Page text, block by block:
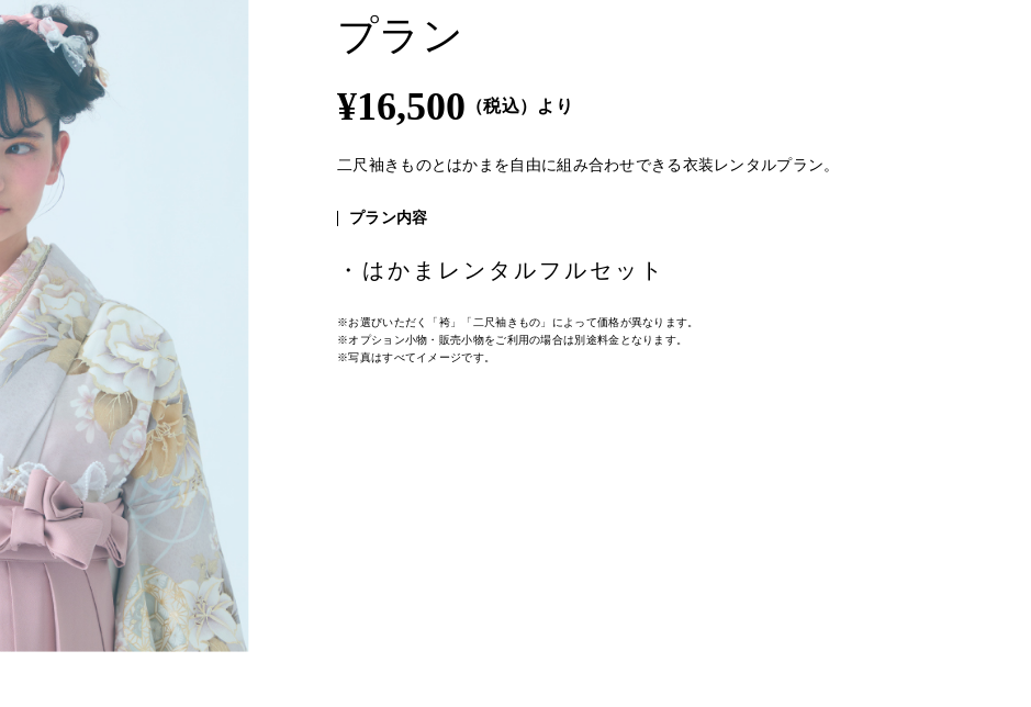
プラン
¥16,500 （税込）より
二尺袖きものとはかまを自由に組み合わせできる衣装レンタルプラン。
プラン内容
・はかまレンタルフルセット
※お選びいただく「袴」「二尺袖きもの」によって価格が異なります。
※オプション小物・販売小物をご利用の場合は別途料金となります。
※写真はすべてイメージです。